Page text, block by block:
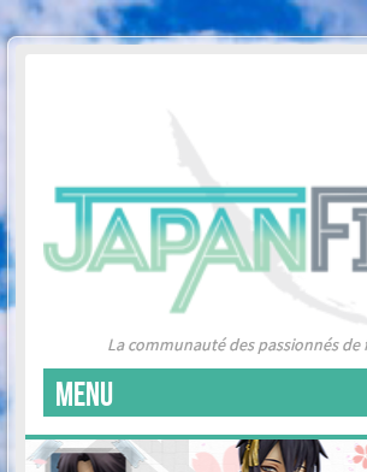
La communauté des passionnés de
MENU